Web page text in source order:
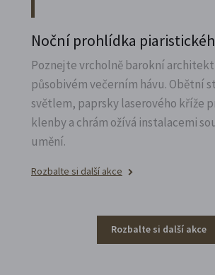
Noční prohlídka
Poznejte vrcholně barokní
působivém večerním hávu. Obětní
světlem, paprsky laserového kříže
klenby a chrám ožívá instalacemi
umění.
Rozbalte si další akce
Rozbalte si další akce